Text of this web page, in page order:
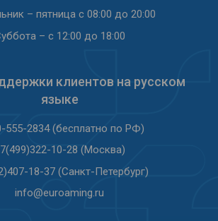
– пятница с 08:00 до 20:00
– с 12:00 до 18:00
кли­ен­тов на рус­ском
языке
555-2834 (бесплатно по РФ)
10-28 (Москва)
18-37 (Санкт-Петербург)
info@euroaming.ru